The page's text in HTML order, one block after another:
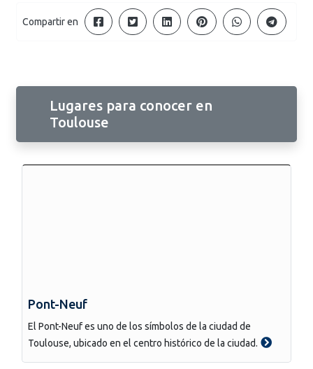
Compartir en
Lugares para conocer en
Toulouse
Pont-Neuf
El Pont-Neuf es uno de los símbolos de la ciudad de
Toulouse, ubicado en el centro histórico de la ciudad.